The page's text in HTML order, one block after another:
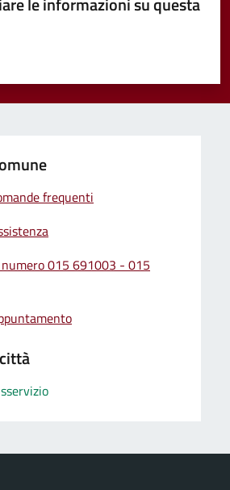
5 stelle su 5
su 5
su 5
5
frequenti
015 691003 - 015